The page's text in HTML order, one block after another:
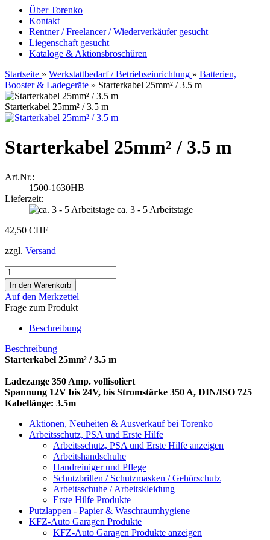
Über Torenko
Kontakt
Rentner / Freelancer / Wiederverkäufer gesucht
Liegenschaft gesucht
Kataloge & Aktionsbroschüren
Startseite » Werkstattbedarf / Betriebseinrichtung » Batterien,
Booster & Ladegeräte » Starterkabel 25mm² / 3.5 m
Starterkabel 25mm² / 3.5 m
Starterkabel 25mm² / 3.5 m
Art.Nr.:
1500-1630HB
Lieferzeit:
ca. 3 - 5 Arbeitstage
42,50 CHF
zzgl. Versand
Auf den Merkzettel
Frage zum Produkt
Beschreibung
Beschreibung
Starterkabel 25mm² / 3.5 m
Ladezange 350 Amp. vollisoliert
Spannung 12V bis 24V, bis Stromstärke 350 A, DIN/ISO 725
Kabellänge: 3.5m
Aktionen, Neuheiten & Ausverkauf bei Torenko
Arbeitsschutz, PSA und Erste Hilfe
Arbeitsschutz, PSA und Erste Hilfe anzeigen
Arbeitshandschuhe
Handreiniger und Pflege
Schutzbrillen / Schutzmasken / Gehörschutz
Arbeitsschuhe / Arbeitskleidung
Erste Hilfe Produkte
Putzlappen - Papier & Waschraumhygiene
KFZ-Auto Garagen Produkte
KFZ-Auto Garagen Produkte anzeigen